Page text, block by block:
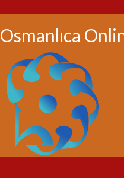
Osmanlıca